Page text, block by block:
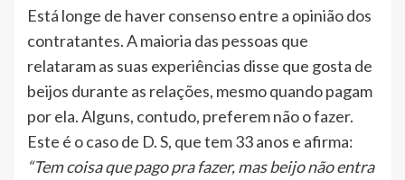
Está longe de haver consenso entre a opinião dos
contratantes. A maioria das pessoas que
relataram as suas experiências disse que gosta de
beijos durante as relações, mesmo quando pagam
por ela. Alguns, contudo, preferem não o fazer.
Este é o caso de D. S, que tem 33 anos e afirma:
“Tem coisa que pago pra fazer, mas beijo não entra